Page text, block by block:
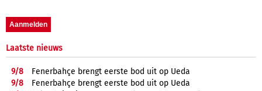
Laatste nieuws
9/8
Fenerbahçe brengt eerste bod uit op Ueda
9/8
Fenerbahçe brengt eerste bod uit op Ueda